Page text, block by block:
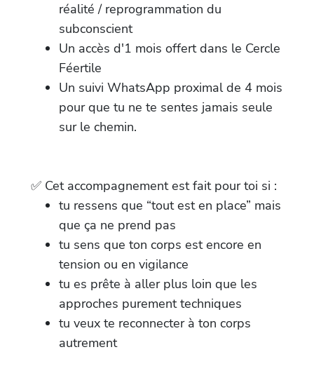
réalité / reprogrammation du
subconscient
Un accès d'1 mois offert dans le Cercle
Féertile
Un suivi WhatsApp proximal de 4 mois
pour que tu ne te sentes jamais seule
sur le chemin.
✅ Cet accompagnement est fait pour toi si :
tu ressens que “tout est en place” mais
que ça ne prend pas
tu sens que ton corps est encore en
tension ou en vigilance
tu es prête à aller plus loin que les
approches purement techniques
tu veux te reconnecter à ton corps
autrement